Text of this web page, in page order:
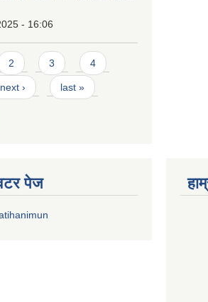
- 16:06
2 3 4
next › last »
पेज